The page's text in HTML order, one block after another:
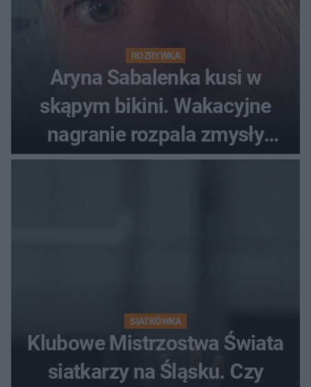
ROZRYWKA
Aryna Sabalenka kusi w
skąpym bikini. Wakacyjne
nagranie rozpala zmysły
fanów
SIATKÓWKA
Klubowe Mistrzostwa Świata
siatkarzy na Śląsku. Czy